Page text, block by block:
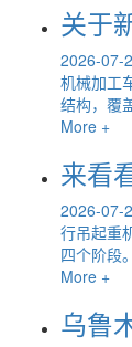
关于
2026-07-
机械加工
结构，覆
More +
来看
2026-07-
行吊起重
四个阶段
More +
乌鲁